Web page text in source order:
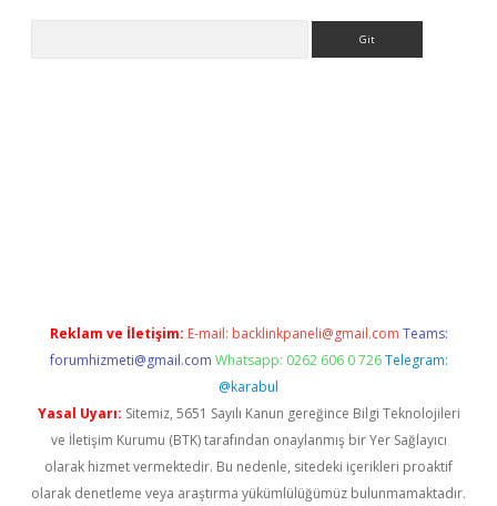
Reklam ve İletişim: E-mail: backlinkpaneli@gmail.com Teams:
forumhizmeti@gmail.com Whatsapp: 0262 606 0 726 Telegram:
@karabul
Yasal Uyarı: Sitemiz, 5651 Sayılı Kanun gereğince Bilgi Teknolojileri
ve İletişim Kurumu (BTK) tarafından onaylanmış bir Yer Sağlayıcı
olarak hizmet vermektedir. Bu nedenle, sitedeki içerikleri proaktif
olarak denetleme veya araştırma yükümlülüğümüz bulunmamaktadır.